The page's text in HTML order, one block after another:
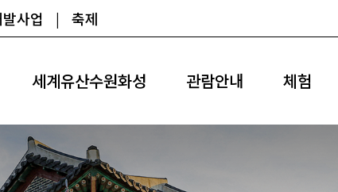
사업 | 축제
세계유산수원화성 관람안내 체험